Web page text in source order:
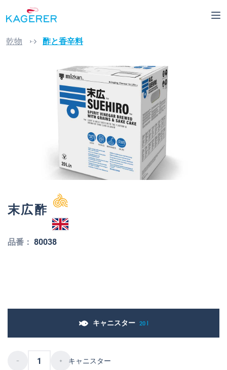
Skip to main content
乾物 酢と香辛料
末広酢
品番： 80038
キャニスター 20 l
キャニスター